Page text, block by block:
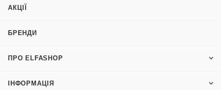
АКЦІЇ
БРЕНДИ
ПРО ELFASHOP
ІНФОРМАЦІЯ